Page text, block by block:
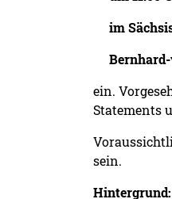
im
Bernhard-
ein.
Statements
sein.
Hintergrund: